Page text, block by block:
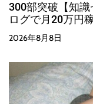
300部突破【知
ログで月20万円
2026年8月8日